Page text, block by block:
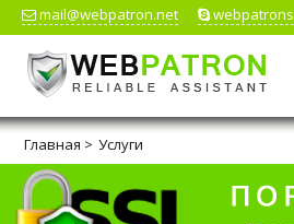
mail@webpatron.net webpatrons
Главная > Услуги